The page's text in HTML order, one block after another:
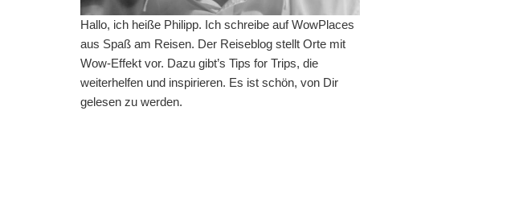
Hallo, ich heiße Philipp. Ich schreibe auf WowPlaces
aus Spaß am Reisen. Der Reiseblog stellt Orte mit
Wow-Effekt vor. Dazu gibt’s Tips for Trips, die
weiterhelfen und inspirieren. Es ist schön, von Dir
gelesen zu werden.